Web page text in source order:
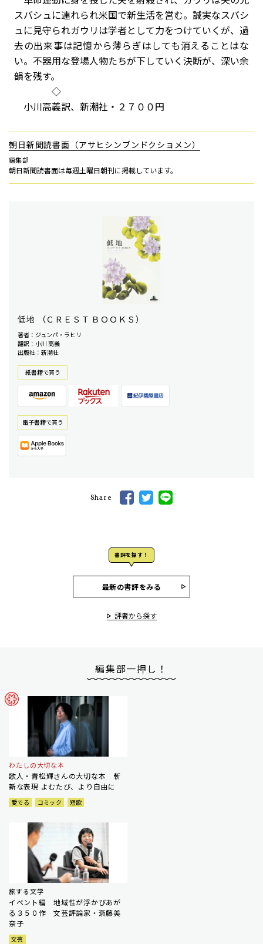
スバシュに連れられ米国で新生活を営む。誠実なスバシ
ュに見守られガウリは学者として力をつけていくが、過
去の出来事は記憶から薄らぎはしても消えることはな
い。不器用な登場人物たちが下していく決断が、深い余
韻を残す。
◇
小川高義訳、新潮社・２７００円
朝日新聞読書面（アサヒシンブンドクショメン）
編集部
朝日新聞読書面は毎週土曜日朝刊に掲載しています。
低地 （ＣＲＥＳＴ ＢＯＯＫＳ）
著者：ジュンパ・ラヒリ
翻訳：小川 高義
出版社：新潮社
紙書籍で買う
電⼦書籍で買う
Share
書評を探す！
最新の書評をみる
評者から探す
編集部一押し！
わたしの大切な本
歌人・青松輝さんの大切な本 斬
新な表現 よむたび、より自由に
愛でる コミック 短歌
旅する文学
イベント編 地域性が浮かびあが
る３５０作 文芸評論家・斎藤美
奈子
文芸